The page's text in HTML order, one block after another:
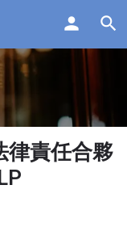
律責任合夥